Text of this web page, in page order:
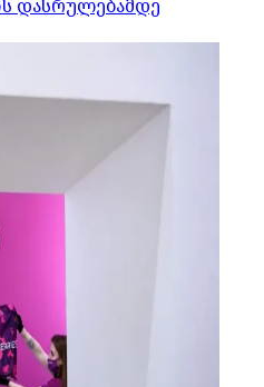
დასრულებამდე